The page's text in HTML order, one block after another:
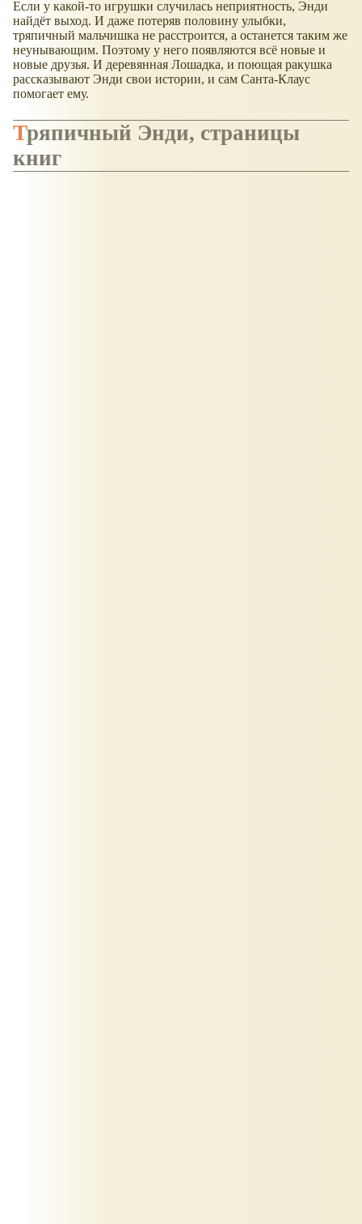
Если у какой-то игрушки случилась неприятность, Энди
найдёт выход. И даже потеряв половину улыбки,
тряпичный мальчишка не расстроится, а останется таким же
неунывающим. Поэтому у него появляются всё новые и
новые друзья. И деревянная Лошадка, и поющая ракушка
рассказывают Энди свои истории, и сам Санта-Клаус
помогает ему.
Тряпичный Энди, страницы
книг